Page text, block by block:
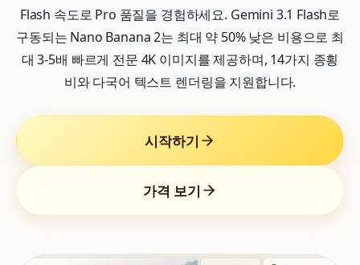
Flash 속도로 Pro 품질을 경험하세요. Gemini 3.1 Flash로
구동되는 Nano Banana 2는 최대 약 50% 낮은 비용으로 최
대 3-5배 빠르게 전문 4K 이미지를 제공하며, 14가지 종횡
비와 다국어 텍스트 렌더링을 지원합니다.
시작하기
가격 보기